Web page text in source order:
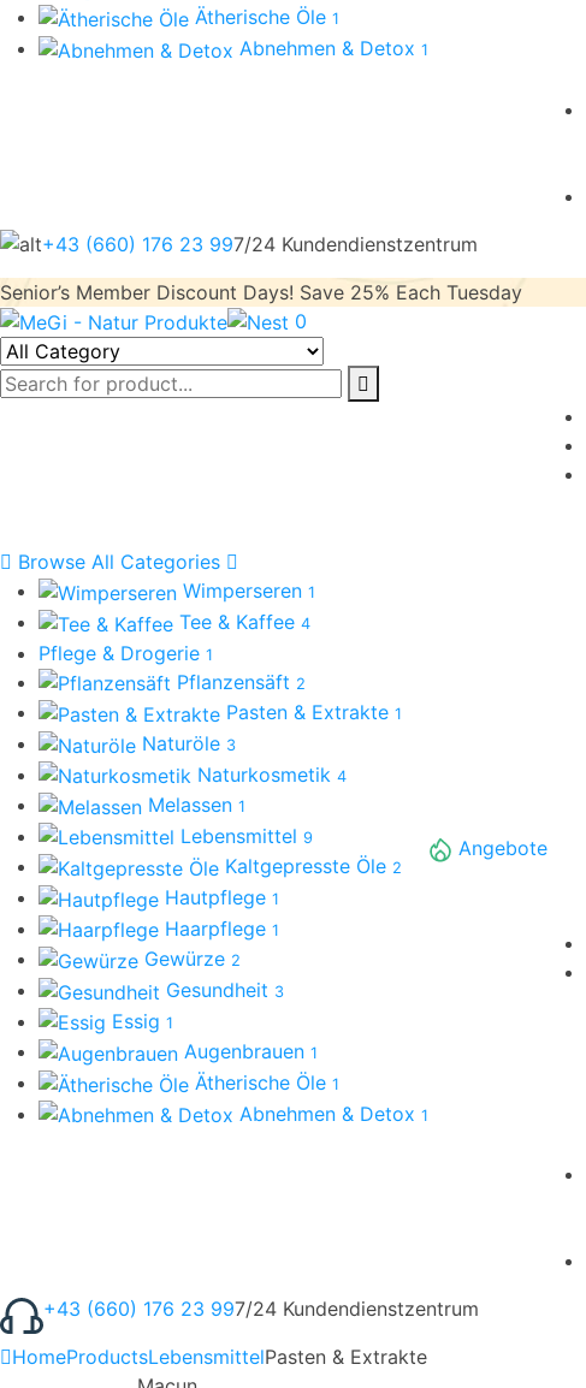
Ätherische Öle 1
Abnehmen & Detox 1
+43 (660) 176 23 997/24 Kundendienstzentrum
Senior’s Member Discount Days! Save 25% Each Tuesday
0
Browse All Categories
Wimperseren 1
Tee & Kaffee 4
Pflege & Drogerie 1
Pflanzensäft 2
Pasten & Extrakte 1
Naturöle 3
Naturkosmetik 4
Melassen 1
Lebensmittel 9
Kaltgepresste Öle 2
Hautpflege 1
Haarpflege 1
Gewürze 2
Gesundheit 3
Essig 1
Augenbrauen 1
Ätherische Öle 1
Abnehmen & Detox 1
Angebote
+43 (660) 176 23 997/24 Kundendienstzentrum
HomeProductsLebensmittelPasten & Extrakte